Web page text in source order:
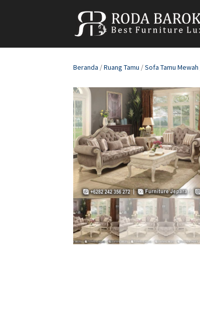
Beranda /Ruang Tamu /Sofa Tamu Mewah